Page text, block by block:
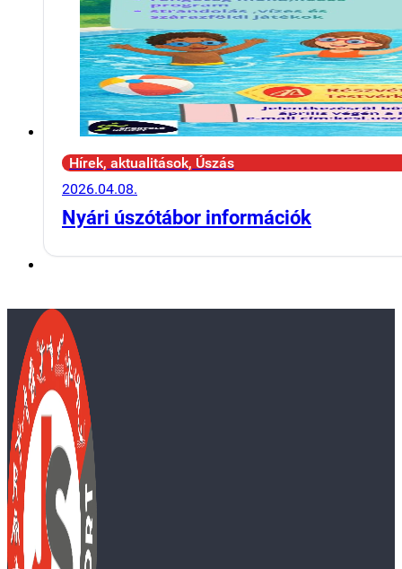
Hírek, aktualitások, Úszás
2026.04.08.
Nyári úszótábor információk